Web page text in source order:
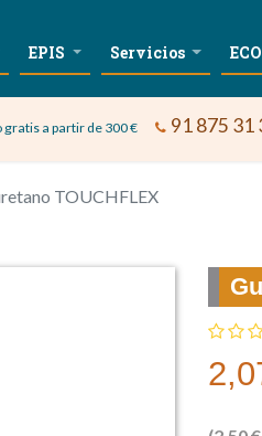
EPIS Servicios
gratis a partir de 300 € 91 875 31
TOUCHFLEX